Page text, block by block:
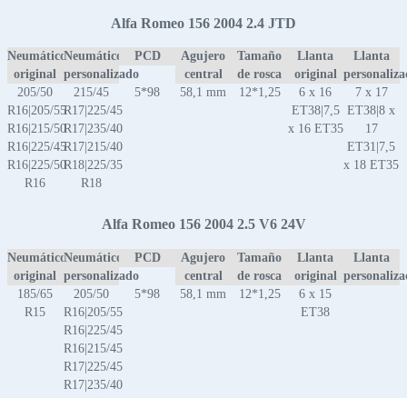
Alfa Romeo 156 2004 2.4 JTD
Neumático
original
Neumático
personalizado
PCD
Agujero
central
Tamaño
de rosca
Llanta
original
Llanta
205/50
R16|205/55
R16|215/50
R16|225/45
R16|225/50
R16
215/45
R17|225/45
R17|235/40
R17|215/40
R18|225/35
R18
5*98 58,1 mm 12*1,25
6 x 16
ET38|7,5
x 16 ET35
7 x 17
ET38|8 x
17
ET31|7,5
x 18 ET35
Alfa Romeo 156 2004 2.5 V6 24V
Neumático
original
Neumático
personalizado
PCD
Agujero
central
Tamaño
de rosca
Llanta
original
Llanta
185/65
R15
205/50
R16|205/55
R16|225/45
R16|215/45
R17|225/45
R17|235/40
5*98 58,1 mm 12*1,25
6 x 15
ET38